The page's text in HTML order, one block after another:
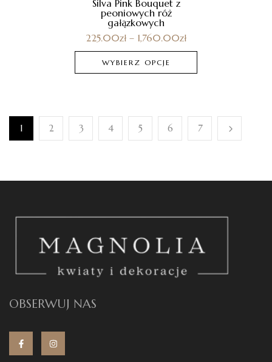
Silva Pink Bouquet z
peoniowych róż
gałązkowych
225.00zł – 1,760.00zł
WYBIERZ OPCJE
1 2 3 4 5 6 7
OBSERWUJ NAS